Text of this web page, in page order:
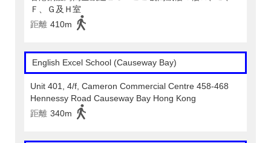
Ｆ、Ｇ及Ｈ室
距離 410m
English Excel School (Causeway Bay)
Unit 401, 4/f, Cameron Commercial Centre 458-468
Hennessy Road Causeway Bay Hong Kong
距離 340m